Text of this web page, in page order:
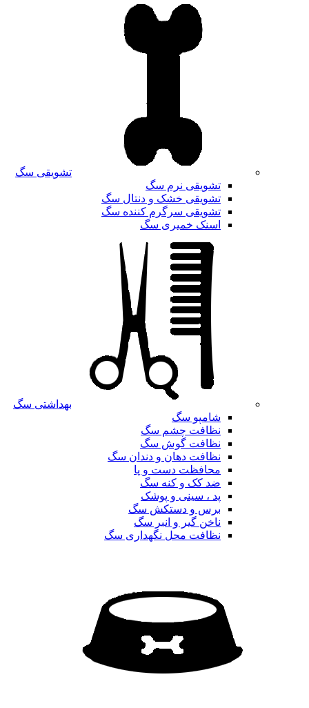
تشویقی سگ
تشویقی نرم سگ
تشویقی خشک و دنتال سگ
تشویقی سرگرم کننده سگ
اسنک خمیری سگ
بهداشتی سگ
شامپو سگ
نظافت چشم سگ
نظافت گوش سگ
نظافت دهان و دندان سگ
محافظت دست و پا
ضد کک و کنه سگ
پد ، سینی و پوشک
برس و دستکش سگ
ناخن گیر و انبر سگ
نظافت محل نگهداری سگ